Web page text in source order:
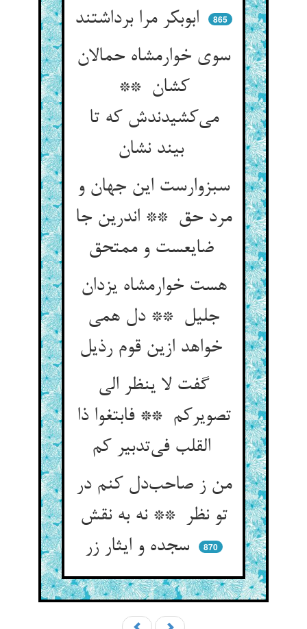
865
سوی خوارمشاه حمالان
کشان **
می‌کشیدندش که تا
بیند نشان
سبزوارست این جهان و
مرد حق ** اندرین جا
ضایعست و ممتحق
هست خوارمشاه یزدان
جلیل ** دل همی
گفت لا ینظر الی
تصویرکم ** فابتغوا ذا
القلب فی‌تدبیر کم
من ز صاحب‌دل کنم در
تو نظر ** نه به نقش
سجده و ایثار زر
870